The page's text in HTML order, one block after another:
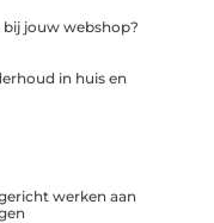
jouw webshop?
in huis en
werken aan